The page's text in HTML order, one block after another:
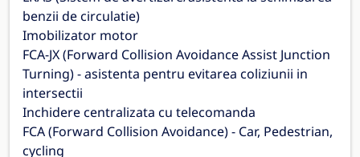
benzii de circulatie)
Imobilizator motor
FCA-JX (Forward Collision Avoidance Assist Junction
Turning) - asistenta pentru evitarea coliziunii in
intersectii
Inchidere centralizata cu telecomanda
FCA (Forward Collision Avoidance) - Car, Pedestrian,
cycling